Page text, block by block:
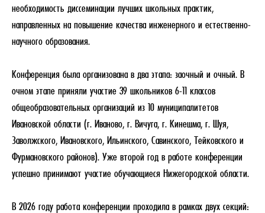
необходимость диссеминации лучших школьных практик,
направленных на повышение качества инженерного и естественно-
научного образования.
Конференция была организована в два этапа: заочный и очный. В
очном этапе приняли участие 39 школьников 6-11 классов
общеобразовательных организаций из 10 муниципалитетов
Ивановской области (г. Иваново, г. Вичуга, г. Кинешма, г. Шуя,
Заволжского, Ивановского, Ильинского, Савинского, Тейковского и
Фурмановского районов). Уже второй год в работе конференции
успешно принимают участие обучающиеся Нижегородской области.
В 2026 году работа конференции проходила в рамках двух секций: